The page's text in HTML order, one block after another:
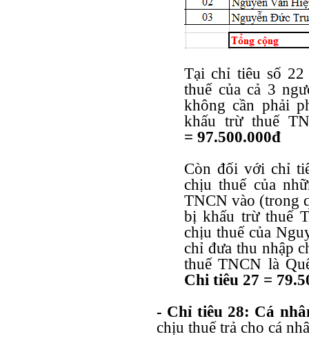
Tại chỉ tiêu số
thuế của cả 3
không cần phải
khấu trừ thuế
= 97.500.000đ
Còn đối với chỉ
chịu thuế của
TNCN vào (trong
bị khấu trừ thuế
chịu thuế của
chỉ đưa thu nhập
thuế TNCN là
Chi tiêu 27 =
- Chỉ tiêu 28: Cá
chịu thuế trả cho cá